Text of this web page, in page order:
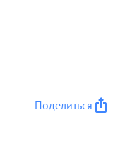
Поделиться